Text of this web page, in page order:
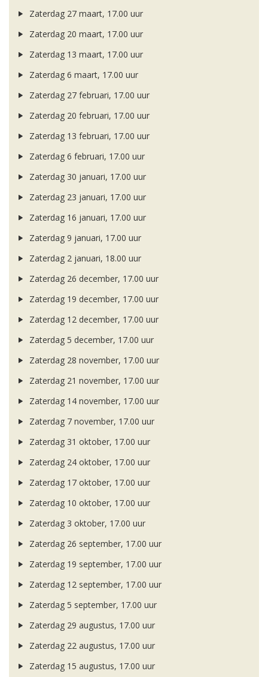
Zaterdag 27 maart, 17.00 uur
Zaterdag 20 maart, 17.00 uur
Zaterdag 13 maart, 17.00 uur
Zaterdag 6 maart, 17.00 uur
Zaterdag 27 februari, 17.00 uur
Zaterdag 20 februari, 17.00 uur
Zaterdag 13 februari, 17.00 uur
Zaterdag 6 februari, 17.00 uur
Zaterdag 30 januari, 17.00 uur
Zaterdag 23 januari, 17.00 uur
Zaterdag 16 januari, 17.00 uur
Zaterdag 9 januari, 17.00 uur
Zaterdag 2 januari, 18.00 uur
Zaterdag 26 december, 17.00 uur
Zaterdag 19 december, 17.00 uur
Zaterdag 12 december, 17.00 uur
Zaterdag 5 december, 17.00 uur
Zaterdag 28 november, 17.00 uur
Zaterdag 21 november, 17.00 uur
Zaterdag 14 november, 17.00 uur
Zaterdag 7 november, 17.00 uur
Zaterdag 31 oktober, 17.00 uur
Zaterdag 24 oktober, 17.00 uur
Zaterdag 17 oktober, 17.00 uur
Zaterdag 10 oktober, 17.00 uur
Zaterdag 3 oktober, 17.00 uur
Zaterdag 26 september, 17.00 uur
Zaterdag 19 september, 17.00 uur
Zaterdag 12 september, 17.00 uur
Zaterdag 5 september, 17.00 uur
Zaterdag 29 augustus, 17.00 uur
Zaterdag 22 augustus, 17.00 uur
Zaterdag 15 augustus, 17.00 uur